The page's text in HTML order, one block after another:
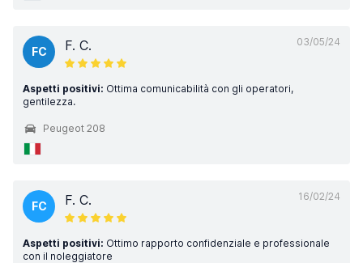
03/05/24
FC F. C.
Aspetti positivi: Ottima comunicabilità con gli operatori,
gentilezza.
Peugeot 208
16/02/24
FC F. C.
Aspetti positivi: Ottimo rapporto confidenziale e professionale
con il noleggiatore